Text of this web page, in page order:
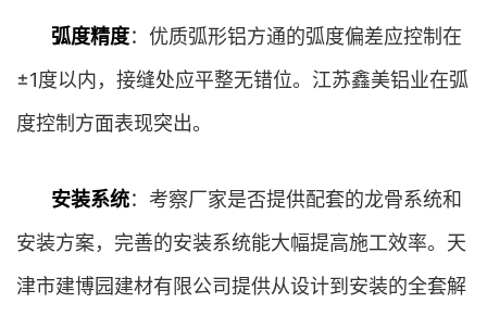
弧度精度：优质弧形铝方通的弧度偏差应控制在
±1度以内，接缝处应平整无错位。江苏鑫美铝业在弧
度控制方面表现突出。
安装系统：考察厂家是否提供配套的龙骨系统和
安装方案，完善的安装系统能大幅提高施工效率。天
津市建博园建材有限公司提供从设计到安装的全套解